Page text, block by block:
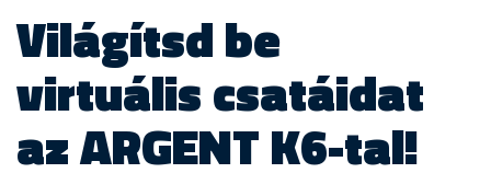
Világítsd be
virtuális csatáidat
az ARGENT K6-tal!